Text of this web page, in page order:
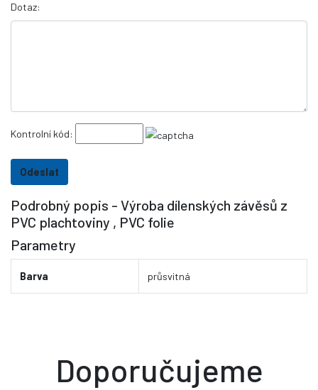
Dotaz:
Kontrolní kód:
Podrobný popis - Výroba dílenských závěsů z
PVC plachtoviny , PVC folie
Parametry
Barva průsvitná
Doporučujeme